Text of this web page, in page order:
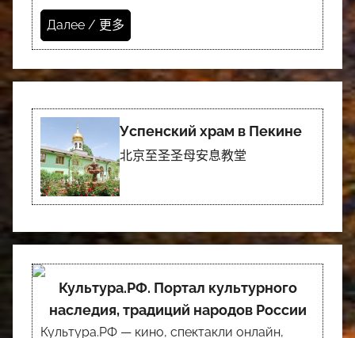
Далее / 更多
Успенский храм в Пекине
北京至圣圣母安息教堂
Культура.РФ. Портал культурного
наследия, традиций народов России
Культура.РФ — кино, спектакли онлайн,